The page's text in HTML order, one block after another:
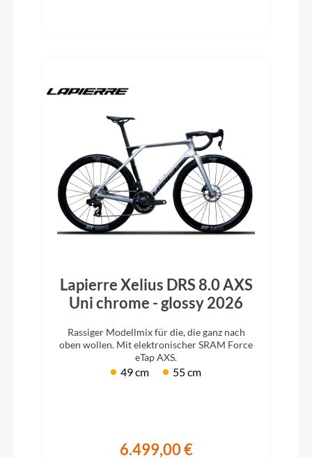
Lapierre Xelius DRS 8.0 AXS
Uni chrome - glossy 2026
Rassiger Modellmix für die, die ganz nach
oben wollen. Mit elektronischer SRAM Force
eTap AXS.
49 cm 55 cm
6.499,00 €